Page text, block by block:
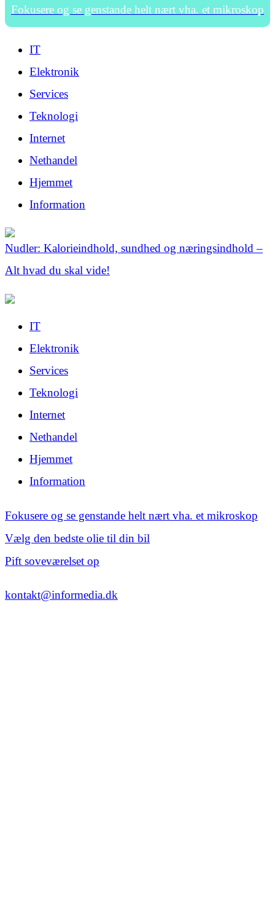
Fokusere og se genstande helt nært vha. et mikroskop
IT
Elektronik
Services
Teknologi
Internet
Nethandel
Hjemmet
Information
Nudler: Kalorieindhold, sundhed og næringsindhold –
Alt hvad du skal vide!
IT
Elektronik
Services
Teknologi
Internet
Nethandel
Hjemmet
Information
Fokusere og se genstande helt nært vha. et mikroskop
Vælg den bedste olie til din bil
Pift soveværelset op
kontakt@informedia.dk